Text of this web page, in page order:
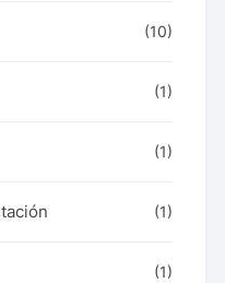
(10)
(1)
(1)
(1)
(1)